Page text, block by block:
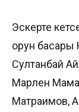
Эскерте
орун басары
Султанбай
Марлен
Матраимов,